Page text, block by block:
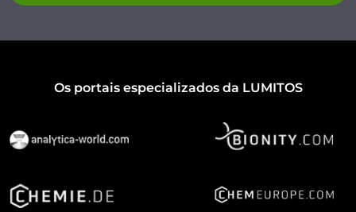
Os portais especializados da LUMITOS